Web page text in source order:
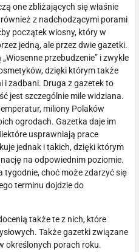
one zbliżających się właśnie
z nadchodzącymi porami
początek wiosny, który w
jedną, ale przez dwie gazetki.
przebudzenie” i zwykle
dzięki którym także
i zadbani. Druga z gazetek to
jest szczególnie mile widziana.
miliony Polaków
ogrodach. Gazetka daje im
usprawniają prace
jednak i takich, dzięki którym
na odpowiednim poziomie.
choć może zdarzyć się
terminu dojdzie do
także te z nich, które
Także gazetki związane
określonych porach roku.